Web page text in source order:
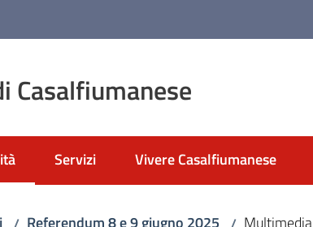
Casalfiumanese
selezionato
Servizi Vivere Casalfiumanese
Referendum 8 e 9 giugno 2025 Multimedia